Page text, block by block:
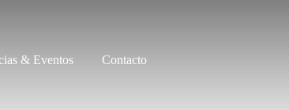
& Eventos Contacto